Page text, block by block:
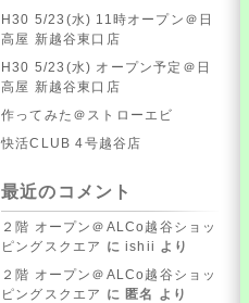
H30 5/23(水) 11時オープン＠日
高屋 新越谷東口店
H30 5/23(水) オープン予定＠日
高屋 新越谷東口店
作ってみた＠ストローエビ
快活CLUB 4号越谷店
最近のコメント
２階 オープン＠ALCo越谷ショッ
ピングスクエア にishii より
２階 オープン＠ALCo越谷ショッ
ピングスクエア に 匿名 より